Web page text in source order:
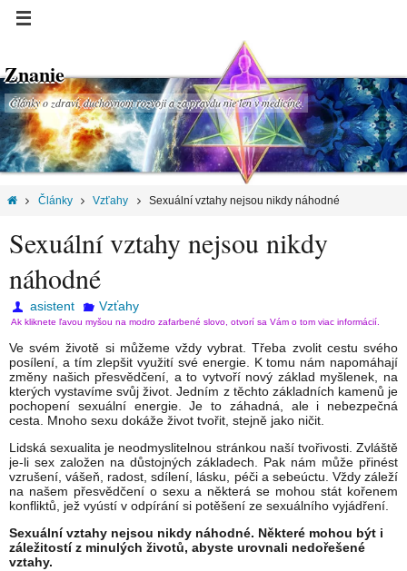
Znanie
Články o zdraví, duchovnom rozvoji a za pravdu nie len v medicíne.
Články Vzťahy Sexuální vztahy nejsou nikdy náhodné
Sexuální vztahy nejsou nikdy
náhodné
asistent Vzťahy
Ak kliknete ľavou myšou na modro zafarbené slovo, otvorí sa Vám o tom viac informácií.
Ve svém životě si můžeme vždy vybrat. Třeba zvolit cestu svého
posílení, a tím zlepšit využití své energie. K tomu nám napomáhají
změny našich přesvědčení, a to vytvoří nový základ myšlenek, na
kterých vystavíme svůj život. Jedním z těchto základních kamenů je
pochopení sexuální energie. Je to záhadná, ale i nebezpečná
cesta. Mnoho sexu dokáže život tvořit, stejně jako ničit.
Lidská sexualita je neodmyslitelnou stránkou naší tvořivosti. Zvláště
je-li sex založen na důstojných základech. Pak nám může přinést
vzrušení, vášeň, radost, sdílení, lásku, péči a sebeúctu. Vždy záleží
na našem přesvědčení o sexu a některá se mohou stát kořenem
konfliktů, jež vyústí v odpírání si potěšení ze sexuálního vyjádření.
Sexuální vztahy nejsou nikdy náhodné. Některé mohou být i
záležitostí z minulých životů, abyste urovnali nedořešené
vztahy.